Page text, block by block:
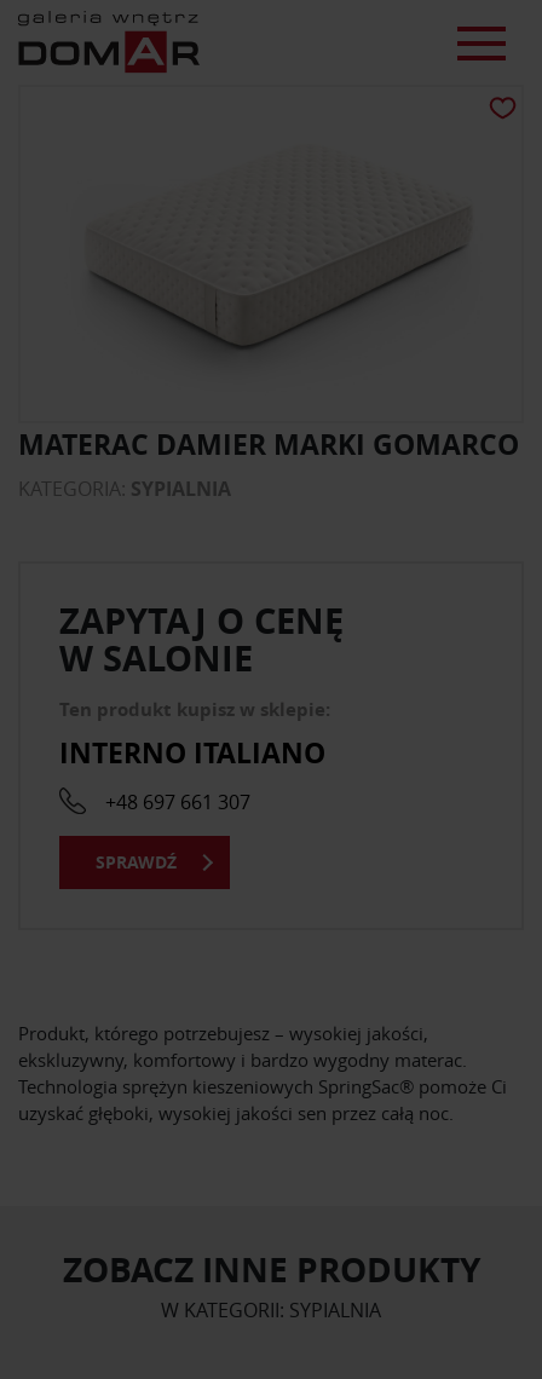
MATERAC DAMIER MARKI GOMARCO
KATEGORIA: SYPIALNIA
Produkt, którego potrzebujesz – wysokiej jakości,
ekskluzywny, komfortowy i bardzo wygodny materac.
Technologia sprężyn kieszeniowych SpringSac® pomoże Ci
uzyskać głęboki, wysokiej jakości sen przez całą noc.
ZAPYTAJ O CENĘ
W SALONIE
Ten produkt kupisz w sklepie:
INTERNO ITALIANO
+48 697 661 307
SPRAWDŹ
ZOBACZ INNE PRODUKTY
W KATEGORII: SYPIALNIA